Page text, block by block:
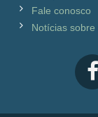
Fale conosco
Notícias